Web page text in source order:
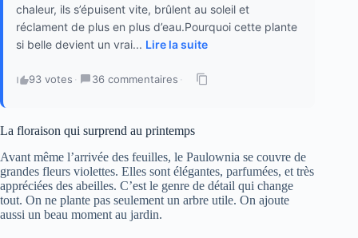
chaleur, ils s’épuisent vite, brûlent au soleil et
réclament de plus en plus d’eau.Pourquoi cette plante
si belle devient un vrai... Lire la suite
93 votes · 36 commentaires ·
La floraison qui surprend au printemps
Avant même l’arrivée des feuilles, le Paulownia se couvre de
grandes fleurs violettes. Elles sont élégantes, parfumées, et très
appréciées des abeilles. C’est le genre de détail qui change
tout. On ne plante pas seulement un arbre utile. On ajoute
aussi un beau moment au jardin.